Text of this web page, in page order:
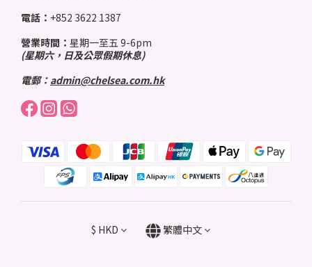
電話： +852 3622 1387
營業時間： 星期一至五 9-6pm
(星期六，日及公眾假期休息)
電郵： admin@chelsea.com.hk
$ HKD 繁體中文